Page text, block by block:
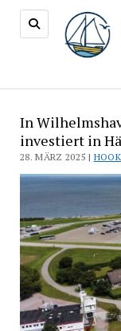
In
investiert in
28. MÄRZ 2025 |